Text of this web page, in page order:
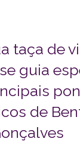
taça de
guia
de